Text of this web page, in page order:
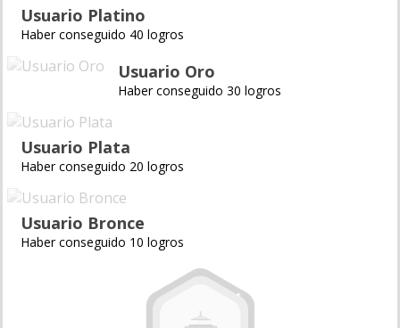
Usuario Platino
Haber conseguido 40 logros
Usuario Oro
Haber conseguido 30 logros
Usuario Plata
Haber conseguido 20 logros
Usuario Bronce
Haber conseguido 10 logros